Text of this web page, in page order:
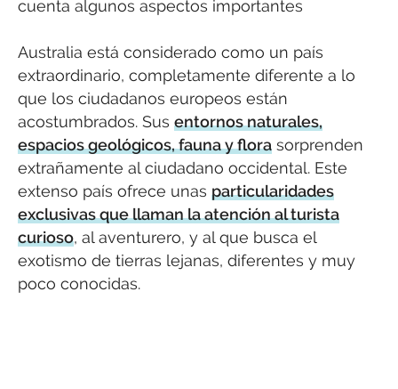
cuenta algunos aspectos importantes
Australia está considerado como un país
extraordinario, completamente diferente a lo
que los ciudadanos europeos están
acostumbrados. Sus entornos naturales,
espacios geológicos, fauna y flora sorprenden
extrañamente al ciudadano occidental. Este
extenso país ofrece unas particularidades
exclusivas que llaman la atención al turista
curioso, al aventurero, y al que busca el
exotismo de tierras lejanas, diferentes y muy
poco conocidas.